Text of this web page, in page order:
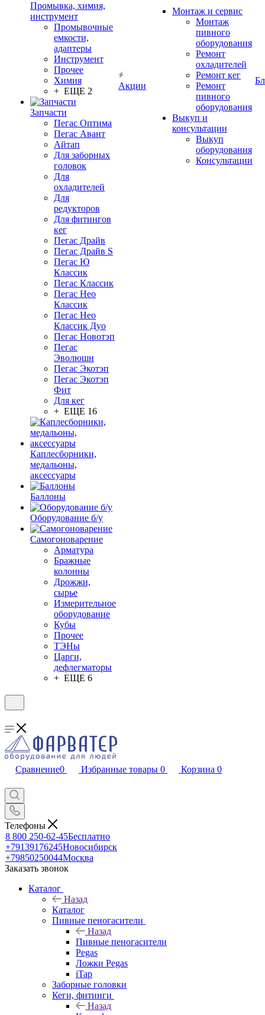
Промывка, химия,
инструмент
Промывочные
емкости,
адаптеры
Инструмент
Прочее
Химия
+ ЕЩЕ 2
Запчасти
Пегас Оптима
Пегас Авант
Айтап
Для заборных
головок
Для
охладителей
Для
редукторов
Для фитингов
кег
Пегас Драйв
Пегас Драйв S
Пегас Ю
Классик
Пегас Классик
Пегас Нео
Классик
Пегас Нео
Классик Дуо
Пегас Новотэп
Пегас
Эволюшн
Пегас Экотэп
Пегас Экотэп
Фит
Для кег
+ ЕЩЕ 16
Каплесборники,
медальоны,
аксессуары
Баллоны
Оборудование б/у
Самогоноварение
Арматура
Бражные
колонны
Дрожжи,
сырье
Измерительное
оборудование
Кубы
Прочее
ТЭНы
Царги,
дефлегматоры
+ ЕЩЕ 6
Акции
Монтаж и сервис
Монтаж
пивного
оборудования
Ремонт
охладителей
Ремонт кег
Ремонт
пивного
оборудования
Выкуп и
консультации
Выкуп
оборудования
Консультации
Сравнение0 Избранные товары 0 Корзина 0
Телефоны
8 800 250-62-45Бесплатно
+79139176245Новосибирск
+79850250044Москва
Заказать звонок
Каталог
Назад
Каталог
Пивные пеногасители
Назад
Пивные пеногасители
Pegas
Ложки Pegas
iTap
Заборные головки
Кеги, фитинги
Назад